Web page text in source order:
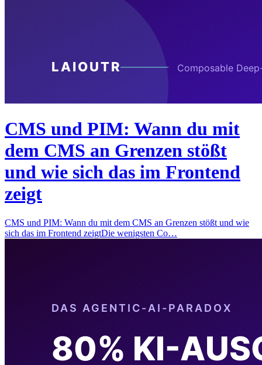
CMS und PIM: Wann du mit
dem CMS an Grenzen stößt
und wie sich das im Frontend
zeigt
CMS und PIM: Wann du mit dem CMS an Grenzen stößt und wie
sich das im Frontend zeigtDie wenigsten Co…